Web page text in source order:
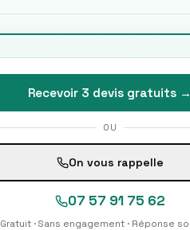
Recevoir 3 devis gratuits →
OU
On vous rappelle
07 57 91 75 62
Gratuit · Sans engagement · Réponse